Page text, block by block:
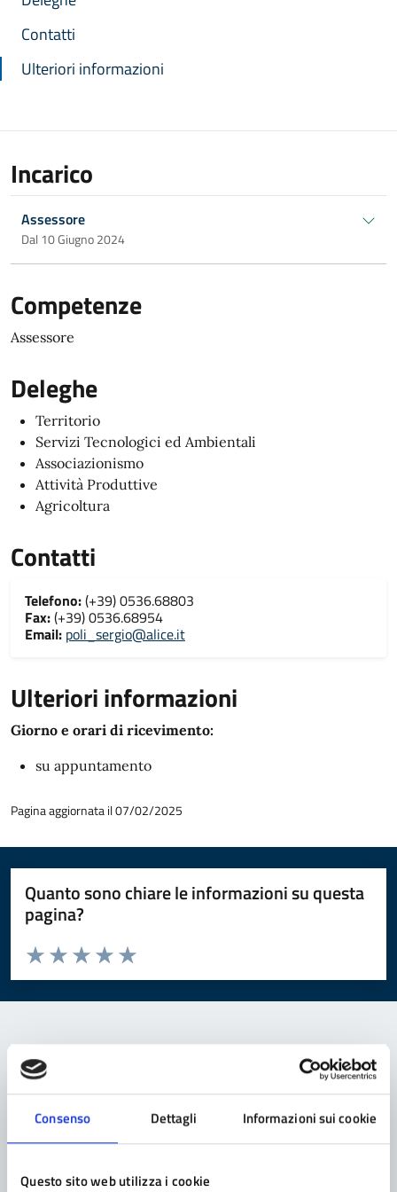
Consenso Dettagli Informazioni sui cookie
Questo sito web utilizza i cookie
Contatti
Ulteriori informazioni
Incarico
Assessore
Dal 10 Giugno 2024
Competenze
Assessore
Deleghe
Territorio
Servizi Tecnologici ed Ambientali
Associazionismo
Attività Produttive
Agricoltura
Contatti
Telefono:(+39) 0536.68803
Fax:(+39) 0536.68954
Email: poli_sergio@alice.it
Ulteriori informazioni
Giorno e orari di ricevimento:
su appuntamento
Pagina aggiornata il 07/02/2025
Quanto sono chiare le informazioni su questa
pagina?
Valuta da 1 a 5 stelle la pagina
Valuta 5 stelle su 5
Valuta 4 stelle su 5
Valuta 3 stelle su 5
Valuta 2 stelle su 5
Valuta 1 stelle su 5
Contatta il comune
Leggi le domande frequenti
Richiedi assistenza
Prenota appuntamento